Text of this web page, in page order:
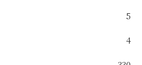
5
4